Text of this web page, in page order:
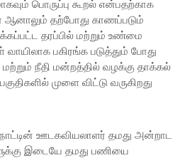
பொருப்பு கூறல் என்பதற்காக
தற்போது காணப்படும்
தரப்பில் மற்றும் உண்மை
பகிரங்க படுத்தும் போது
மற்றும் நீதி மன்றத்தில் வழக்கு தாக்கல்
முளை விட்டு வருகிறது
ஊடகவியலாளர் தமது அன்றாட
இடையே தமது பணியை